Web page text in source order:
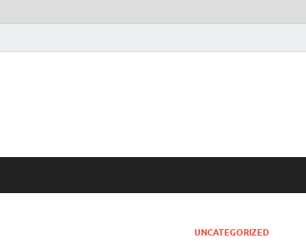
UNCATEGORIZED